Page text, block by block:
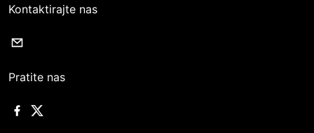
Kontaktirajte nas
Pratite nas